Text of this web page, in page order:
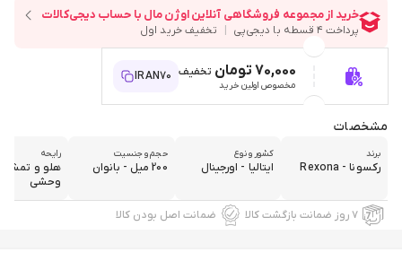
70,000 تومان تخفیف
مخصوص اولین خرید
IRAN70
مشخصات
برند
رکسونا - Rexona
کشور و نوع
ایتالیا - اورجینال
حجم و جنسیت
200 میل - بانوان
رایحه
هلو و تمشک
وحشی
۷ روز ضمانت بازگشت کالا ضمانت اصل بودن کالا